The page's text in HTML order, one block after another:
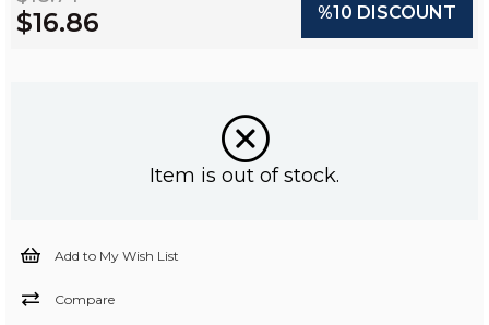
$16.86 %10 DISCOUNT
Item is out of stock.
Add to My Wish List
Compare